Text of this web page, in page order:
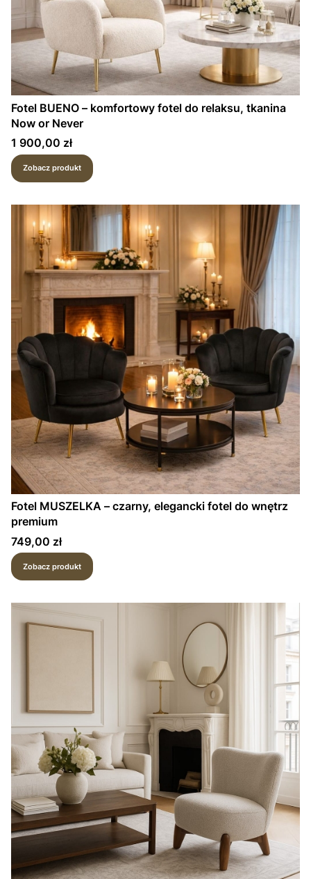
Fotel BUENO – komfortowy fotel do relaksu, tkanina
Now or Never
Cena
1 900,00 zł
Zobacz produkt
Fotel MUSZELKA – czarny, elegancki fotel do wnętrz
premium
Cena
749,00 zł
Zobacz produkt